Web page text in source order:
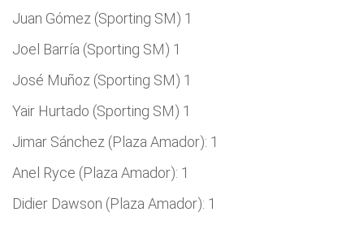
Juan Gómez (Sporting SM) 1
Joel Barría (Sporting SM) 1
José Muñoz (Sporting SM) 1
Yair Hurtado (Sporting SM) 1
Jimar Sánchez (Plaza Amador): 1
Anel Ryce (Plaza Amador): 1
Didier Dawson (Plaza Amador): 1